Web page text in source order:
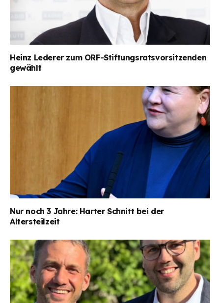
Heinz Lederer zum ORF-Stiftungsratsvorsitzenden
gewählt
Nur noch 3 Jahre: Harter Schnitt bei der
Altersteilzeit